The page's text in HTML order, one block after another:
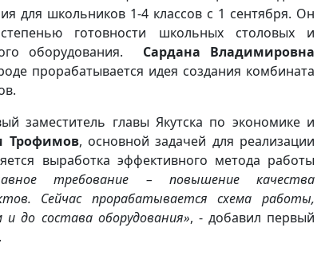
для школьников 1-4 классов с 1 сентября. Он
степенью готовности школьных столовых и
оборудования.
Сардана Владимировна
прорабатывается идея создания комбината
заместитель главы Якутска по экономике и
Трофимов, основной задачей для реализации
выработка эффективного метода работы
требование – повышение качества
Сейчас прорабатывается схема работы,
до состава оборудования», - добавил первый